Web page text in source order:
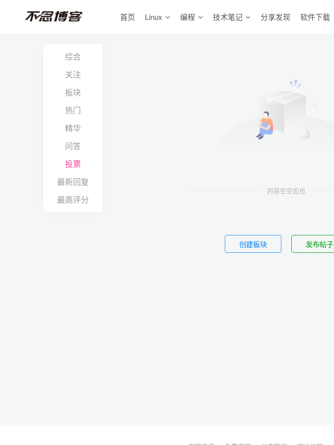
首页 Linux 编程 技术笔记 分享发现 软件下载
综合
关注
板块
热门
精华
问答
投票
最新回复
最高评分
内容空空如也
创建板块 发布帖子